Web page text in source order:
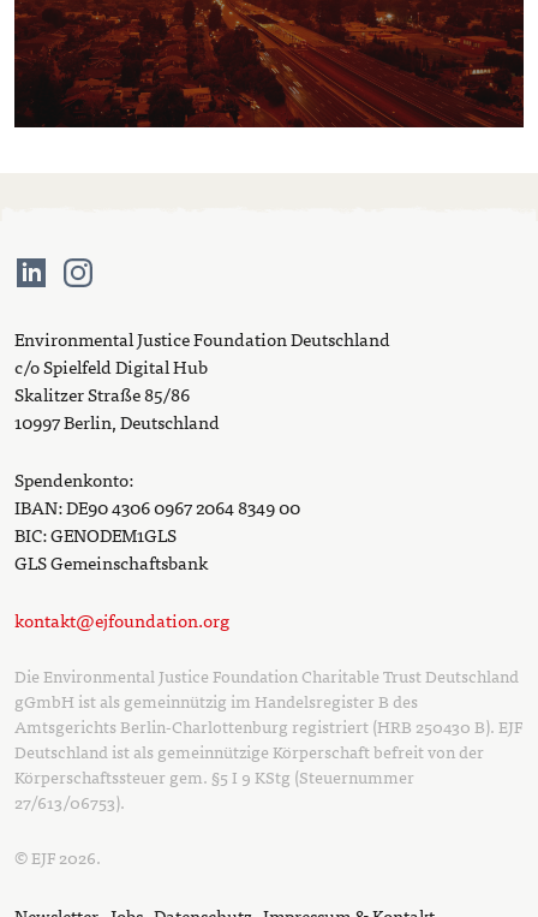
Environmental Justice Foundation Deutschland
c/o Spielfeld Digital Hub
Skalitzer Straße 85/86
10997 Berlin, Deutschland
Spendenkonto:
IBAN: DE90 4306 0967 2064 8349 00
BIC: GENODEM1GLS
GLS Gemeinschaftsbank
kontakt@ejfoundation.org
Die Environmental Justice Foundation Charitable Trust Deutschland
gGmbH ist als gemeinnützig im Handelsregister B des
Amtsgerichts Berlin-Charlottenburg registriert (HRB 250430 B). EJF
Deutschland ist als gemeinnützige Körperschaft befreit von der
Körperschaftssteuer gem. §5 I 9 KStg (Steuernummer
27/613/06753).
© EJF 2026.